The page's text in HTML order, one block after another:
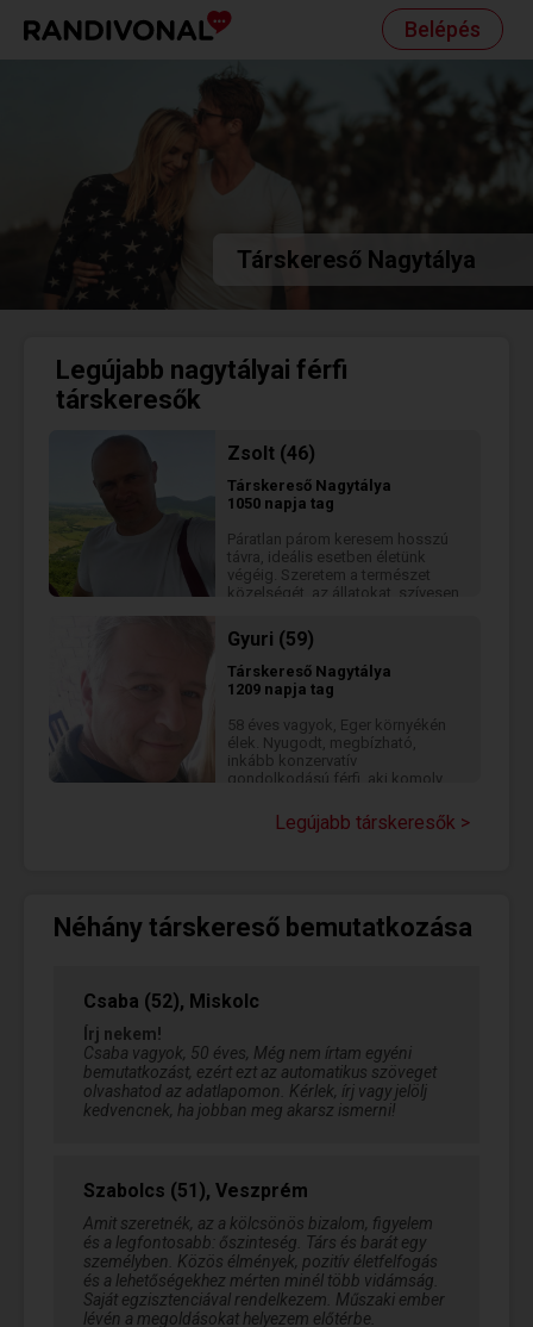
Belépés
Társkereső Nagytálya
Legújabb nagytályai férfi
társkeresők
Zsolt (46)
Társkereső Nagytálya
1050 napja tag
Páratlan párom keresem hosszú
távra, ideális esetben életünk
végéig. Szeretem a természet
közelségét, az állatokat, szívesen
szeretek kirándulni, vasalt utakat
bejárni, úszni, kajakozni,
bringázni, kertészkedni,
sorozatokat nézni. Éppen ezért 20
év budapesti lét után,
visszaköltöztem szülőföldemre,
egy Eger melletti kis faluba.
Munkám még mindig
Budapesthez köt, amit
Gyuri (59)
Társkereső Nagytálya
1209 napja tag
58 éves vagyok, Eger környékén
élek. Nyugodt, megbízható,
inkább konzervatív
gondolkodású férfi, aki komoly
humort fontosnak tartja a
mindennapokban.
Legújabb társkeresők >
Néhány társkereső bemutatkozása
Csaba (52), Miskolc
Írj nekem!
Csaba vagyok, 50 éves, Még nem írtam egyéni
bemutatkozást, ezért ezt az automatikus szöveget
olvashatod az adatlapomon. Kérlek, írj vagy jelölj
kedvencnek, ha jobban meg akarsz ismerni!
Szabolcs (51), Veszprém
Amit szeretnék, az a kölcsönös bizalom, figyelem
és a legfontosabb: őszinteség. Társ és barát egy
személyben. Közös élmények, pozitív életfelfogás
és a lehetőségekhez mérten minél több vidámság.
Saját egzisztenciával rendelkezem. Műszaki ember
lévén a megoldásokat helyezem előtérbe.